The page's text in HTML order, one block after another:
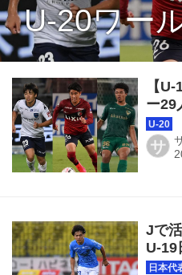
U-20ワー
【
ー29
4人選
サ
Jで
U-19
加メ